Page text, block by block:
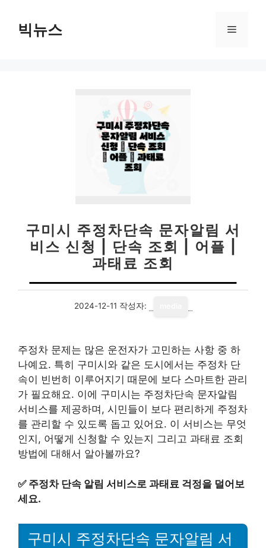
빅뉴스 메
구미시 주정차단속 문자알림 서
비스 신청 | 단속 조회 | 어플 |
과태료 조회
2024-12-11 작성자:
주정차 문제는 많은 운전자가 고민하는 사항 중 하
나예요. 특히 구미시와 같은 도시에서는 주정차 단
속이 빈번히 이루어지기 때문에 보다 스마트한 관리
가 필요해요. 이에 구미시는 주정차단속 문자알림
서비스를 제공하며, 시민들이 보다 편리하게 주정차
를 관리할 수 있도록 돕고 있어요. 이 서비스는 무엇
인지, 어떻게 신청할 수 있는지 그리고 과태료 조회
방법에 대해서 알아볼까요?
✅ 주정차 단속 알림 서비스로 과태료 걱정을 덜어보
세요.
구미시 주정차단속 문자알림 서